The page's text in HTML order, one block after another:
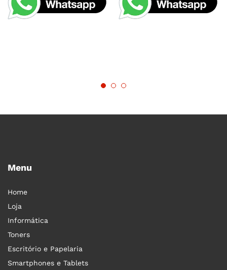
Menu
Home
Loja
Informática
Toners
Escritório e Papelaria
Smartphones e Tablets